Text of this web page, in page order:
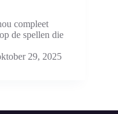
compleet
de spellen die
29, 2025